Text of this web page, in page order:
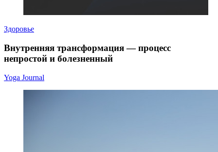
Здоровье
Внутренняя трансформация — процесс
непростой и болезненный
Yoga Journal